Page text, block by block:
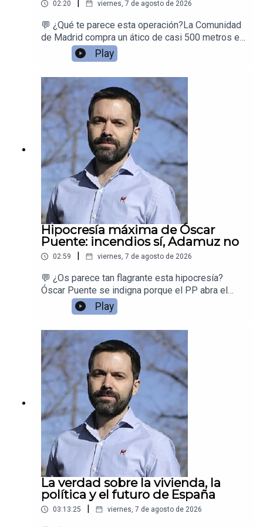
02:20 viernes, 7 de agosto de 2026
💬 ¿Qué te parece esta operación?La Comunidad
de Madrid compra un ático de casi 500 metros en
Chamberí para que Ayuso tenga reuniones
temporales mientras reforman la sede
oficial.Juan Ramón Rallo se hace las preguntas
que nadie contesta
Play
Hipocresía máxima de Óscar
Puente: incendios sí, Adamuz no
02:59 viernes, 7 de agosto de 2026
💬 ¿Os parece tan flagrante esta hipocresía?
Óscar Puente se indigna porque el PP abra el
debate de responsabilidades mientras los
incendios todavía arden… pero cuando la tragedia
de Adamuz le explotó en las manos, dijo
exactamente lo contrario: que las
responsabilidades había que dilucidarlas más
adelante.Desmontamos la doble vara de medir
del ministro de Transportes.
Play
La verdad sobre la vivienda, la
política y el futuro de España
03:13:25 viernes, 7 de agosto de 2026